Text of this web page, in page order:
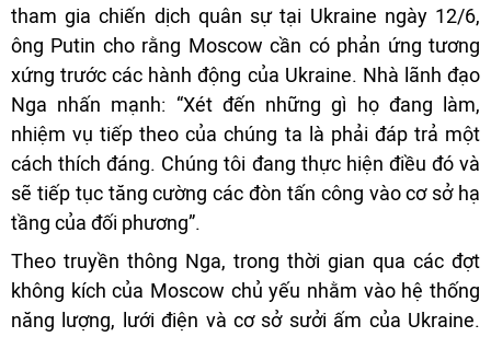
tham gia chiến dịch quân sự tại Ukraine ngày 12/6,
ông Putin cho rằng Moscow cần có phản ứng tương
xứng trước các hành động của Ukraine. Nhà lãnh đạo
Nga nhấn mạnh: “Xét đến những gì họ đang làm,
nhiệm vụ tiếp theo của chúng ta là phải đáp trả một
cách thích đáng. Chúng tôi đang thực hiện điều đó và
sẽ tiếp tục tăng cường các đòn tấn công vào cơ sở hạ
tầng của đối phương”.
Theo truyền thông Nga, trong thời gian qua các đợt
không kích của Moscow chủ yếu nhằm vào hệ thống
năng lượng, lưới điện và cơ sở sưởi ấm của Ukraine.